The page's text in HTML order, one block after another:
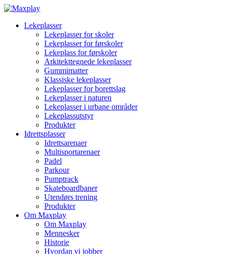
Lekeplasser
Lekeplasser for skoler
Lekeplasser for førskoler
Lekeplass for førskoler
Arkitekttegnede lekeplasser
Gummimatter
Klassiske lekeplasser
Lekeplasser for borettslag
Lekeplasser i naturen
Lekeplasser i urbane områder
Lekeplassutstyr
Produkter
Idrettsplasser
Idrettsarenaer
Multisportarenaer
Padel
Parkour
Pumptrack
Skateboardbaner
Utendørs trening
Produkter
Om Maxplay
Om Maxplay
Mennesker
Historie
Hvordan vi jobber